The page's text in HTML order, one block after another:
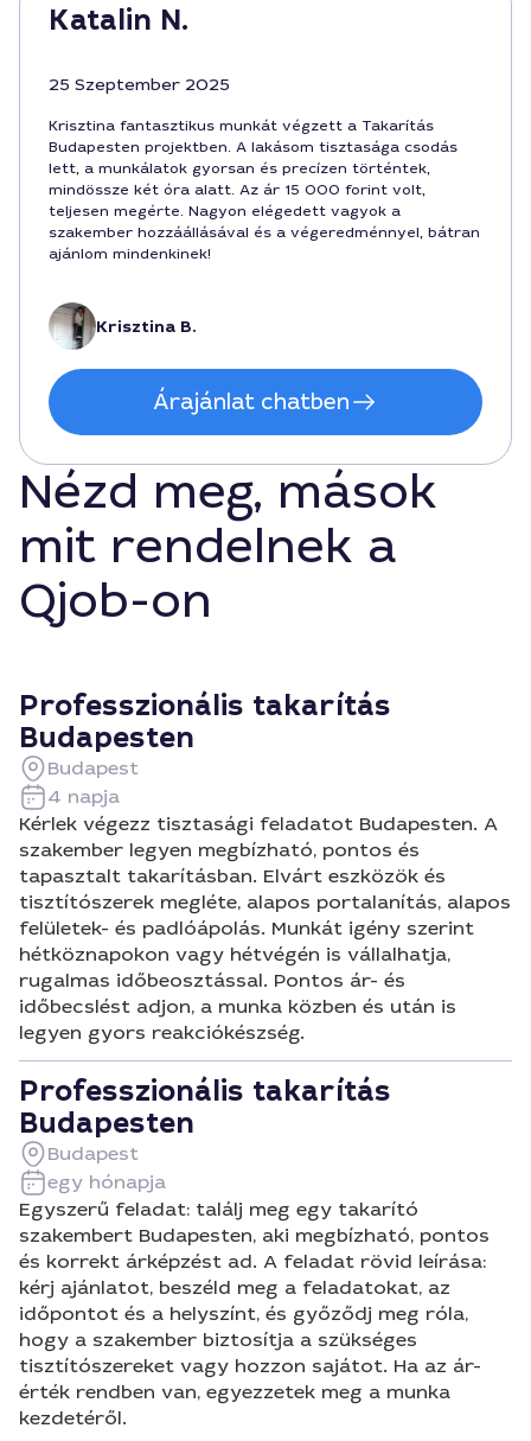
Katalin N.
25 Szeptember 2025
Krisztina fantasztikus munkát végzett a Takarítás
Budapesten projektben. A lakásom tisztasága csodás
lett, a munkálatok gyorsan és precízen történtek,
mindössze két óra alatt. Az ár 15 000 forint volt,
teljesen megérte. Nagyon elégedett vagyok a
szakember hozzáállásával és a végeredménnyel, bátran
ajánlom mindenkinek!
Krisztina B.
Árajánlat chatben
Nézd meg, mások
mit rendelnek a
Qjob-on
Professzionális takarítás
Budapesten
Budapest
4 napja
Kérlek végezz tisztasági feladatot Budapesten. A
szakember legyen megbízható, pontos és
tapasztalt takarításban. Elvárt eszközök és
tisztítószerek megléte, alapos portalanítás, alapos
felületek- és padlóápolás. Munkát igény szerint
hétköznapokon vagy hétvégén is vállalhatja,
rugalmas időbeosztással. Pontos ár- és
időbecslést adjon, a munka közben és után is
legyen gyors reakciókészség.
Professzionális takarítás
Budapesten
Budapest
egy hónapja
Egyszerű feladat: találj meg egy takarító
szakembert Budapesten, aki megbízható, pontos
és korrekt árképzést ad. A feladat rövid leírása:
kérj ajánlatot, beszéld meg a feladatokat, az
időpontot és a helyszínt, és győződj meg róla,
hogy a szakember biztosítja a szükséges
tisztítószereket vagy hozzon sajátot. Ha az ár-
érték rendben van, egyezzetek meg a munka
kezdetéről.